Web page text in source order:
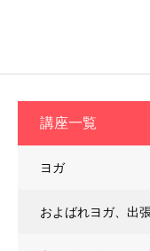
講座一覧
ヨガ
およばれヨガ、出